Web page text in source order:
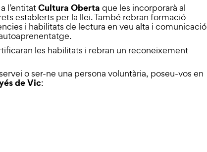
l’entitatCultura Oberta que les incorporarà al
establerts per la llei. També rebran formació
i habilitats de lectura en veu alta i comunicació
les habilitats i rebran un reconeixement
o ser-ne una persona voluntària, poseu-vos en
de Vic: